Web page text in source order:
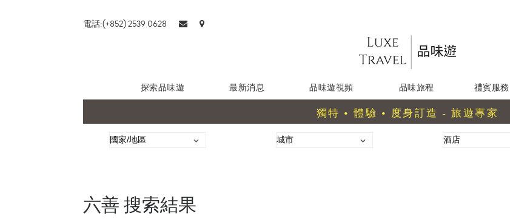
電話:(+852) 2539 0628
探索品味遊 最新消息 品味遊視頻 品味旅程 禮賓服務
獨特 • 體驗 • 度身訂造 - 旅遊專家
六善 搜索結果